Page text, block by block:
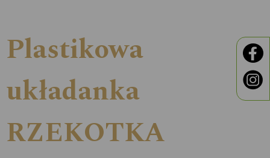
Plastikowa
układanka
RZEKOTKA